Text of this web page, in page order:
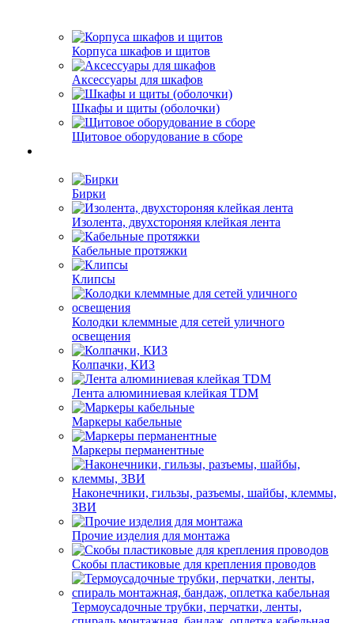
Корпуса шкафов и щитов
Аксессуары для шкафов
Шкафы и щиты (оболочки)
Щитовое оборудование в сборе
Бирки
Изолента, двухстороняя клейкая лента
Кабельные протяжки
Клипсы
Колодки клеммные для сетей уличного
освещения
Колпачки, КИЗ
Лента алюминиевая клейкая TDM
Маркеры кабельные
Маркеры перманентные
Наконечники, гильзы, разъемы, шайбы, клеммы,
ЗВИ
Прочие изделия для монтажа
Скобы пластиковые для крепления проводов
Термоусадочные трубки, перчатки, ленты,